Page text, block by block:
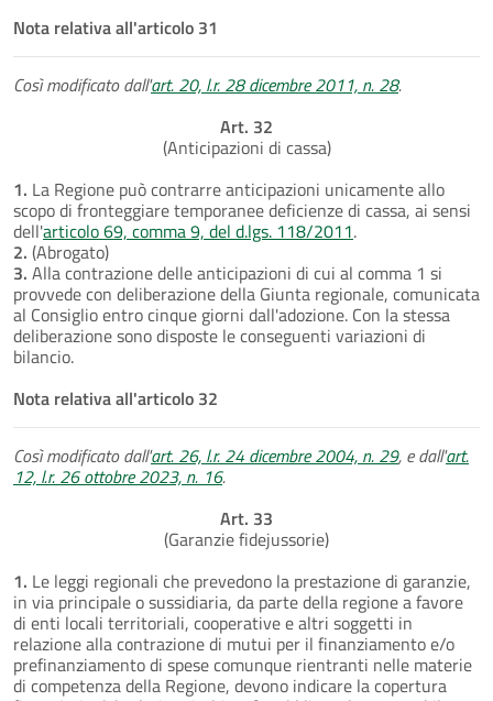
Nota relativa all'articolo 31
Così modificato dall'art. 20, l.r. 28 dicembre 2011, n. 28.
Art. 32
(Anticipazioni di cassa)
1. La Regione può contrarre anticipazioni unicamente allo
scopo di fronteggiare temporanee deficienze di cassa, ai sensi
dell'articolo 69, comma 9, del d.lgs. 118/2011.
2. (Abrogato)
3. Alla contrazione delle anticipazioni di cui al comma 1 si
provvede con deliberazione della Giunta regionale, comunicata
al Consiglio entro cinque giorni dall'adozione. Con la stessa
deliberazione sono disposte le conseguenti variazioni di
bilancio.
Nota relativa all'articolo 32
Così modificato dall'art. 26, l.r. 24 dicembre 2004, n. 29, e dall'art.
12, l.r. 26 ottobre 2023, n. 16.
Art. 33
(Garanzie fidejussorie)
1. Le leggi regionali che prevedono la prestazione di garanzie,
in via principale o sussidiaria, da parte della regione a favore
di enti locali territoriali, cooperative e altri soggetti in
relazione alla contrazione di mutui per il finanziamento e/o
prefinanziamento di spese comunque rientranti nelle materie
di competenza della Regione, devono indicare la copertura